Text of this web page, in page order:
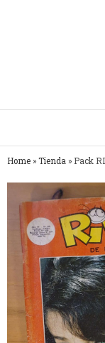
Home » Tienda » Pack